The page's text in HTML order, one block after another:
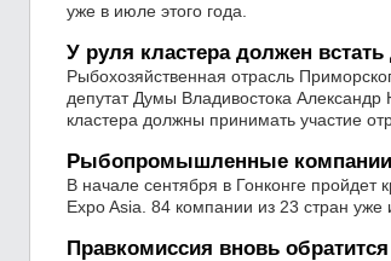
уже в июле этого года.
У руля кластера должен
Рыбохозяйственная отрасль
депутат Думы Владивостока
кластера должны принимать участие
Рыбопромышленные компании
В начале сентября в Гонконге пройдет
Expo Asia. 84 компании из 23 стран
Правкомиссия вновь